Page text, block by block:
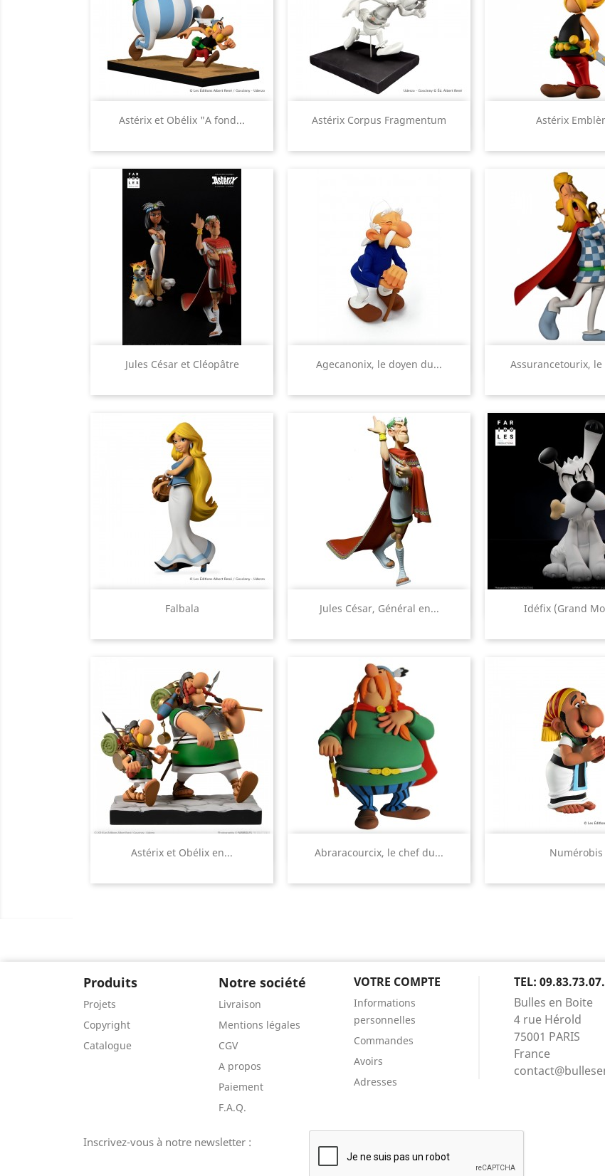
Astérix et Obélix "A fond...
Aperçu rapide Astérix Corpus Fragmentum
 Aperçu rapide Astérix
Aperçu
Jules César et Cléopâtre
 Aperçu rapide Agecanonix, le doyen du...
Aperçu rapide Assurancetourix, le
Aperçu
Falbala
Aperçu rapide Jules César, Général en...
 Aperçu rapide Idéfix (Grand
Aperçu
Astérix et Obélix en...
Aperçu rapide Abraracourcix, le chef du...
Aperçu rapide Numérobis
Aperçu
Produits
Projets
Copyright
Catalogue
Notre société
Livraison
Mentions légales
CGV
A propos
Paiement
F.A.Q.
VOTRE COMPTE
Informations
personnelles
Commandes
Avoirs
Adresses
TEL:
Bulles en Boite
4 rue Hérold
75001 PARIS
France
Inscrivez-vous à notre newsletter :